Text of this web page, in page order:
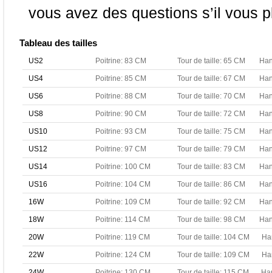
vous avez des questions s’il vous
Tableau des tailles
US2 Poitrine: 83 CM Tour de taille: 65 CM
US4 Poitrine: 85 CM Tour de taille: 67 CM
US6 Poitrine: 88 CM Tour de taille: 70 CM
US8 Poitrine: 90 CM Tour de taille: 72 CM
US10 Poitrine: 93 CM Tour de taille: 75 CM
US12 Poitrine: 97 CM Tour de taille: 79 CM
US14 Poitrine: 100 CM Tour de taille: 83 CM
US16 Poitrine: 104 CM Tour de taille: 86 CM
16W Poitrine: 109 CM Tour de taille: 92 CM
18W Poitrine: 114 CM Tour de taille: 98 CM
20W Poitrine: 119 CM Tour de taille: 104 CM
22W Poitrine: 124 CM Tour de taille: 109 CM